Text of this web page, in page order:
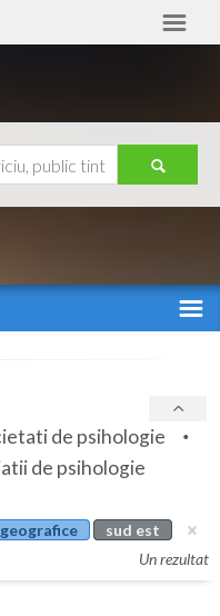
de psihologie
de psihologie
sud est
Un rezultat